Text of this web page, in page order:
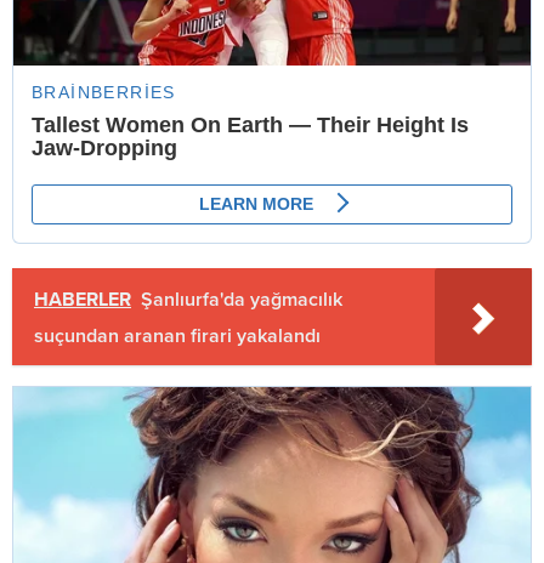
HABERLER Şanlıurfa'da yağmacılık
suçundan aranan firari yakalandı